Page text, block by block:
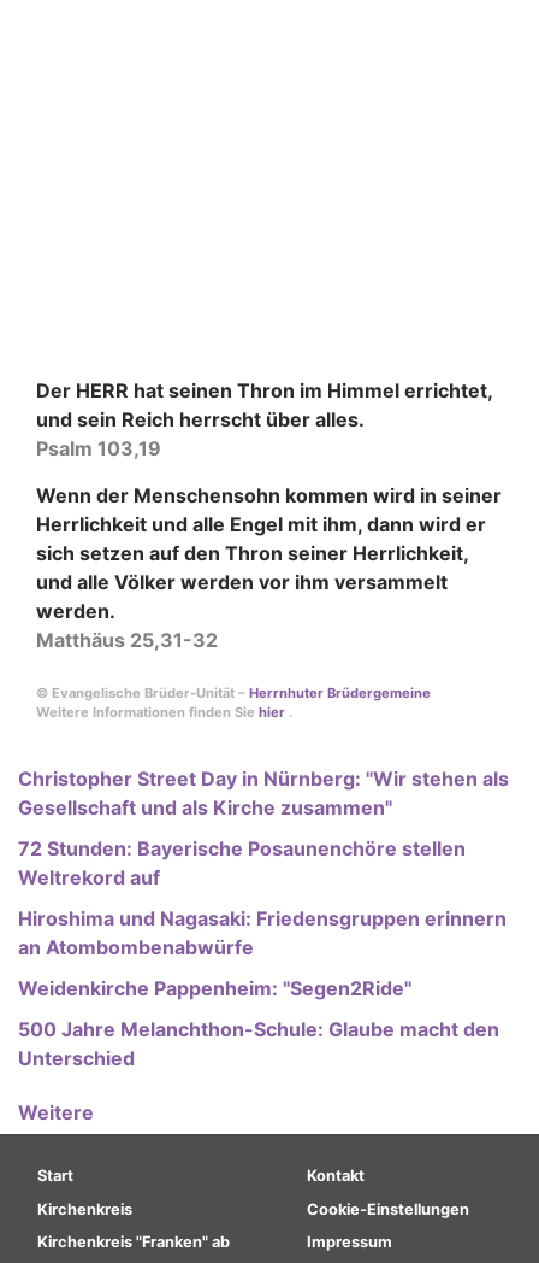
Der HERR hat seinen Thron im Himmel errichtet,
und sein Reich herrscht über alles.
Psalm 103,19
Wenn der Menschensohn kommen wird in seiner
Herrlichkeit und alle Engel mit ihm, dann wird er
sich setzen auf den Thron seiner Herrlichkeit,
und alle Völker werden vor ihm versammelt
werden.
Matthäus 25,31-32
© Evangelische Brüder-Unität – Herrnhuter Brüdergemeine
Weitere Informationen finden Sie hier .
Christopher Street Day in Nürnberg: "Wir stehen als
Gesellschaft und als Kirche zusammen"
72 Stunden: Bayerische Posaunenchöre stellen
Weltrekord auf
Hiroshima und Nagasaki: Friedensgruppen erinnern
an Atombombenabwürfe
Weidenkirche Pappenheim: "Segen2Ride"
500 Jahre Melanchthon-Schule: Glaube macht den
Unterschied
Weitere
Hauptnavigation
Start
Kirchenkreis
Kirchenkreis "Franken" ab
Fußbereichsmenü
Kontakt
Cookie-Einstellungen
Impressum